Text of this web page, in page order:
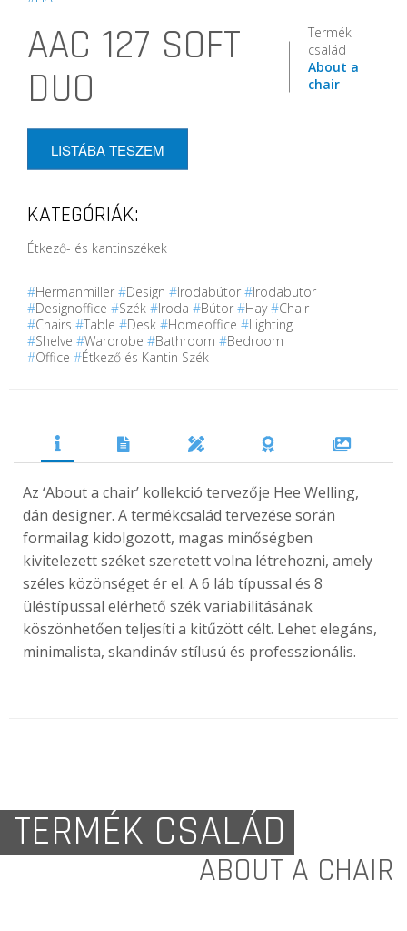
AAC 127 SOFT
DUO
Termék
család
About a
chair
LISTÁBA TESZEM
KATEGÓRIÁK:
Étkező- és kantinszékek
#Hermanmiller #Design #Irodabútor #Irodabutor
#Designoffice #Szék #Iroda #Bútor #Hay#Chair
#Chairs #Table #Desk #Homeoffice #Lighting
#Shelve #Wardrobe #Bathroom #Bedroom
#Office #Étkező és Kantin Szék
Az ‘About a chair’ kollekció tervezője Hee Welling,
dán designer. A termékcsalád tervezése során
formailag kidolgozott, magas minőségben
kivitelezett széket szeretett volna létrehozni, amely
széles közönséget ér el. A 6 láb típussal és 8
üléstípussal elérhető szék variabilitásának
köszönhetően teljesíti a kitűzött célt. Lehet elegáns,
minimalista, skandináv stílusú és professzionális.
TERMÉK CSALÁD
ABOUT A CHAIR